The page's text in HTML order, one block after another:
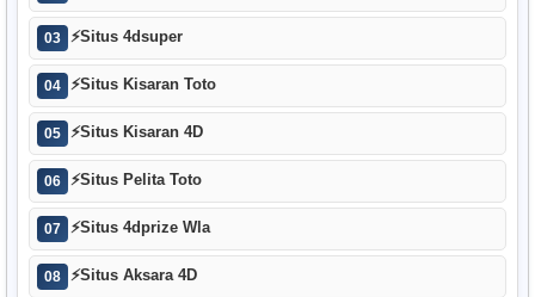
03 ⚡Situs 4dsuper
04 ⚡Situs Kisaran Toto
05 ⚡Situs Kisaran 4D
06 ⚡Situs Pelita Toto
07 ⚡Situs 4dprize Wla
08 ⚡Situs Aksara 4D